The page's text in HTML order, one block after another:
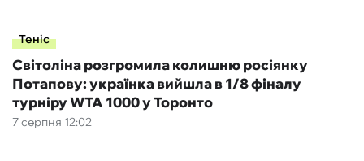
Теніс
7 серпня 12:02
Світоліна розгромила колишню росіянку
Потапову: українка вийшла в 1/8 фіналу
турніру WTA 1000 у Торонто